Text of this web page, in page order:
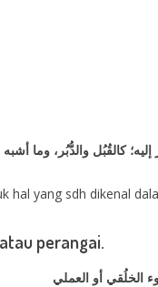
كالقُبُل والدُّبُر، وما
hal yang sdh dikenal
perangai.
الخلُقي أو العملي